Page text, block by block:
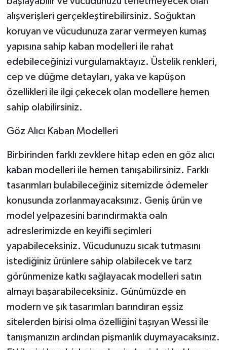
alışverişleri gerçekleştirebilirsiniz. Soğuktan
koruyan ve vücudunuza zarar vermeyen kumaş
yapısına sahip kaban modelleri ile rahat
edebileceğinizi vurgulamaktayız. Üstelik renkleri,
cep ve düğme detayları, yaka ve kapüşon
özellikleri ile ilgi çekecek olan modellere hemen
sahip olabilirsiniz.
Göz Alıcı Kaban Modelleri
Birbirinden farklı zevklere hitap eden en göz alıcı
kaban modelleri ile hemen tanışabilirsiniz. Farklı
tasarımları bulabileceğiniz sitemizde ödemeler
konusunda zorlanmayacaksınız. Geniş ürün ve
model yelpazesini barındırmakta oaln
adreslerimizde en keyifli seçimleri
yapabileceksiniz. Vücudunuzu sıcak tutmasını
istediğiniz ürünlere sahip olabilecek ve tarz
görünmenize katkı sağlayacak modelleri satın
almayı başarabileceksiniz. Günümüzde en
modern ve şık tasarımları barındıran eşsiz
sitelerden birisi olma özelliğini taşıyan Wessi ile
tanışmanızın ardından pişmanlık duymayacaksınız.